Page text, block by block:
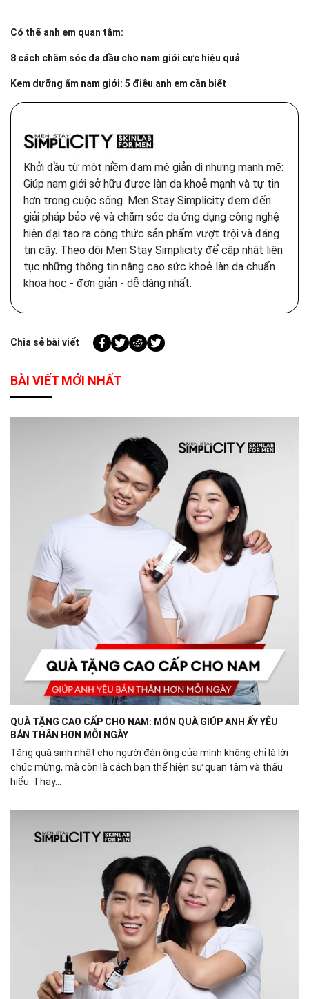
Có thể anh em quan tâm:
8 cách chăm sóc da dầu cho nam giới cực hiệu quả
Kem dưỡng ẩm nam giới: 5 điều anh em cần biết
Khởi đầu từ một niềm đam mê giản dị nhưng mạnh mẽ:
Giúp nam giới sở hữu được làn da khoẻ mạnh và tự tin
hơn trong cuộc sống. Men Stay Simplicity đem đến
giải pháp bảo vệ và chăm sóc da ứng dụng công nghệ
hiện đại tạo ra công thức sản phẩm vượt trội và đáng
tin cậy. Theo dõi Men Stay Simplicity để cập nhật liên
tục những thông tin nâng cao sức khoẻ làn da chuẩn
khoa học - đơn giản - dễ dàng nhất.
Chia sẻ bài viết
BÀI VIẾT MỚI NHẤT
QUÀ TẶNG CAO CẤP CHO NAM: MÓN QUÀ GIÚP ANH ẤY YÊU
BẢN THÂN HƠN MỖI NGÀY
Tặng quà sinh nhật cho người đàn ông của mình không chỉ là lời
chúc mừng, mà còn là cách bạn thể hiện sự quan tâm và thấu
hiểu. Thay...